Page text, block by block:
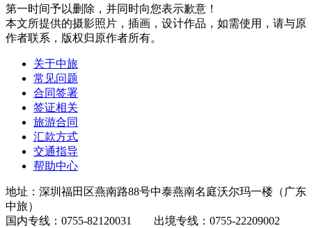
第一时间予以删除，并同时向您表示歉意！
本文所提供的摄影照片，插画，设计作品，如需使用，请与原
作者联系，版权归原作者所有。
关于中旅
常见问题
合同签署
签证相关
旅游合同
汇款方式
交通指导
帮助中心
地址：深圳福田区燕南路88号中泰燕南名庭沃尔玛一楼（广东
中旅）
国内专线：0755-82120031 出境专线：0755-22209002